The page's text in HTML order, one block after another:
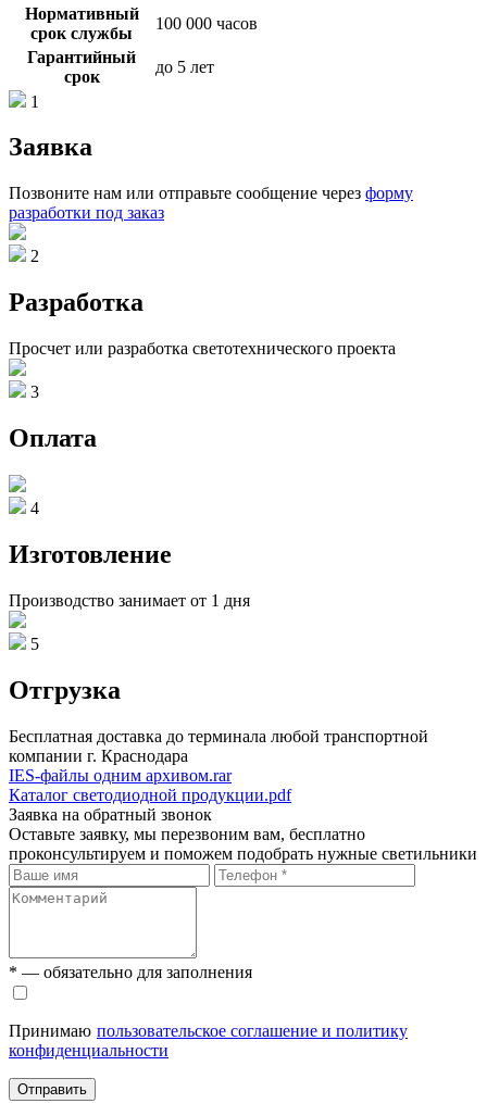
Нормативный
срок службы
100 000 часов
Гарантийный
срок
до 5 лет
1
Заявка
Позвоните нам или отправьте сообщение через форму
разработки под заказ
2
Разработка
Просчет или разработка светотехнического проекта
3
Оплата
4
Изготовление
Производство занимает от 1 дня
5
Отгрузка
Бесплатная доставка до терминала любой транспортной
компании г. Краснодара
IES-файлы одним архивом.rar
Каталог светодиодной продукции.pdf
Заявка на обратный звонок
Оставьте заявку, мы перезвоним вам, бесплатно
проконсультируем и поможем подобрать нужные светильники
* — обязательно для заполнения
Принимаю пользовательское соглашение и политику
конфиденциальности
Отправить